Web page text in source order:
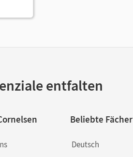
entfalten
Beliebte Fächer
Deutsch